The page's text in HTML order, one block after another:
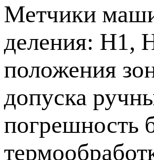
Метчики
деления: H1,
положения
допуска
погрешность